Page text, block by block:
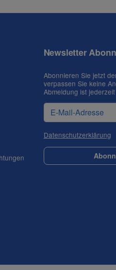
Newsletter
Abonnieren Sie jetzt
verpassen Sie keine
Abmeldung ist
Datenschutzerklärung